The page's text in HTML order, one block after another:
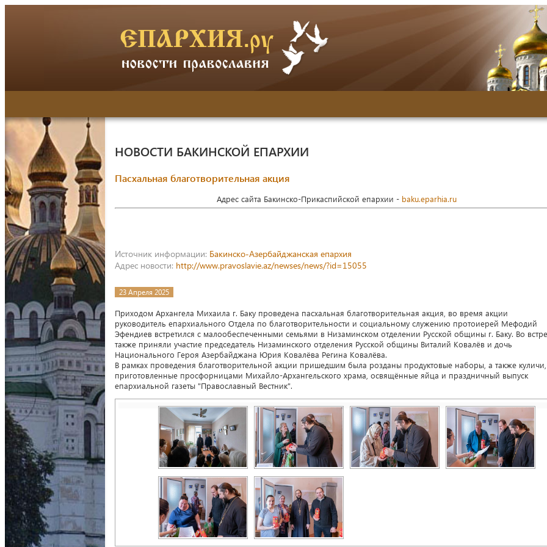
НОВОСТИ БАКИНСКОЙ ЕПАРХИИ
Пасхальная благотворительная акция
Адрес сайта Бакинско-Прикаспийской епархии - baku.eparhia.ru
Источник информации: Бакинско-Азербайджанская епархия
Адрес новости: http://www.pravoslavie.az/newses/news/?id=15055
23 Апреля 2025
Приходом Архангела Михаила г. Баку проведена пасхальная благотворительная акция, во время акции
руководитель епархиального Отдела по благотворительности и социальному служению протоиерей Мефодий
Эфендиев встретился с малообеспеченными семьями в Низаминском отделении Русской общины г. Баку. Во
также приняли участие председатель Низаминского отделения Русской общины Виталий Ковалёв и дочь
Национального Героя Азербайджана Юрия Ковалёва Регина Ковалёва.
В рамках проведения благотворительной акции пришедшим была розданы продуктовые наборы, а также куличи,
приготовленные просфорницами Михайло-Архангельского храма, освящённые яйца и праздничный выпуск
епархиальной газеты "Православный Вестник".